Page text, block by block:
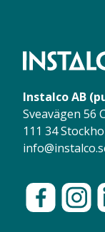
Instalco AB
Sveavägen 56 C
111 34